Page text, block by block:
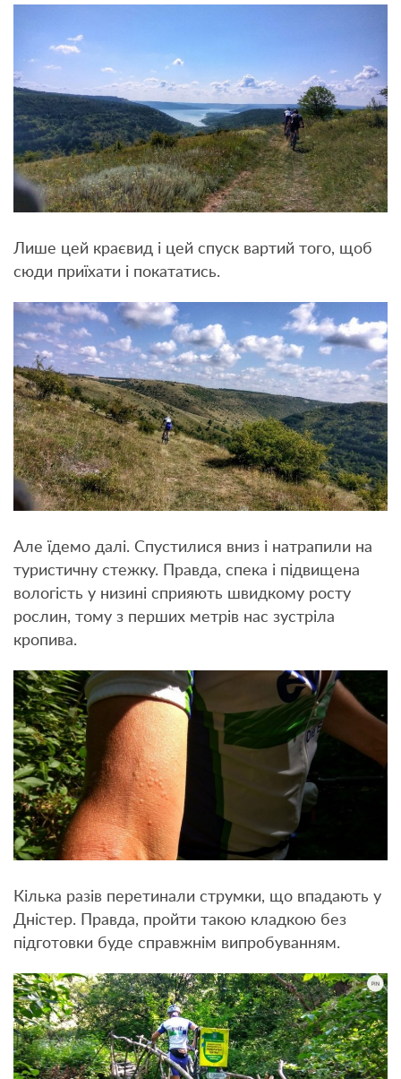
Лише цей краєвид і цей спуск вартий того, щоб
сюди приїхати і покататись.
Але їдемо далі. Спустилися вниз і натрапили на
туристичну стежку. Правда, спека і підвищена
вологість у низині сприяють швидкому росту
рослин, тому з перших метрів нас зустріла
кропива.
Кілька разів перетинали струмки, що впадають у
Дністер. Правда, пройти такою кладкою без
підготовки буде справжнім випробуванням.